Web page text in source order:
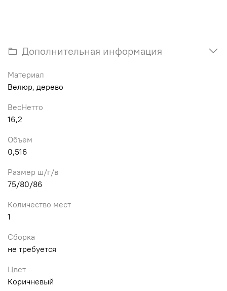
Дополнительная информация
Материал
Велюр, дерево
ВесНетто
16,2
Объем
0,516
Размер ш/г/в
75/80/86
Количество мест
1
Сборка
не требуется
Цвет
Коричневый